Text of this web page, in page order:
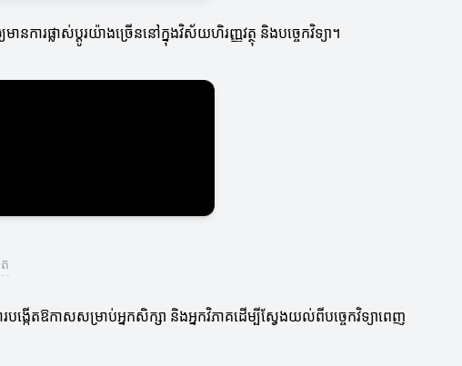
ារផ្លាស់ប្ដូរយ៉ាងច្រើននៅក្នុងវិស័យហិរញ្ញវត្ថុ និងបច្ចេកវិទ្យា។
របង្កើតឱកាសសម្រាប់អ្នកសិក្សា និងអ្នកវិភាគដើម្បីស្វែងយល់ពីបច្ចេកវិទ្យាពេញ